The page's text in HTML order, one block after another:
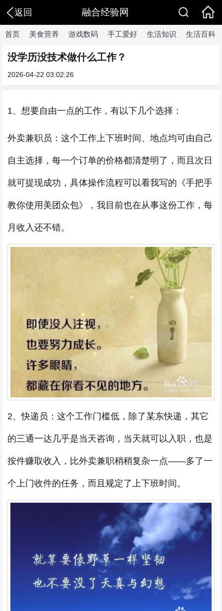
返回 融合经验网
首页 美食营养 游戏数码 手工爱好 生活知识 生活百科
没学历没技术做什么工作？
2026-04-22 03:02:26
1、想要自由一点的工作，有以下几个选择：
外卖兼职员：这个工作上下班时间、地点均可由自己
自主选择，每一个订单的价格都清楚明了，而且次日
就可提现成功，具体操作流程可以看我写的《手把手
教你使用美团众包》，我目前也在从事这份工作，每
月收入还不错。
2、快递员：这个工作门槛低，除了某东快递，其它
的三通一达几乎是当天咨询，当天就可以入职，也是
按件赚取收入，比外卖兼职稍稍复杂一点——多了一
个上门收件的任务，而且规定了上下班时间。